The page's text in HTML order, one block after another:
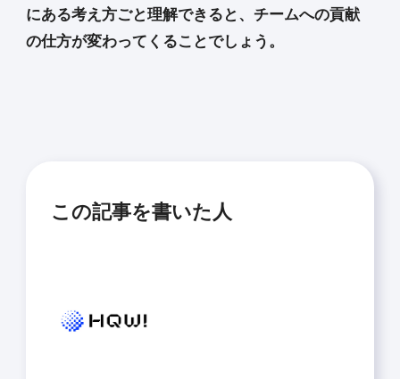
にある考え方ごと理解できると、チームへの貢献
の仕方が変わってくることでしょう。
この記事を書いた人